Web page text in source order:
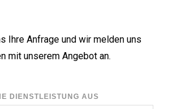
Ihre Anfrage und wir melden uns
mit unserem Angebot an.
DIENSTLEISTUNG AUS